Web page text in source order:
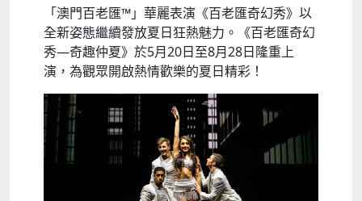
「澳門百老匯™」華麗表演《百老匯奇幻秀》以
全新姿態繼續發放夏日狂熱魅力。《百老匯奇幻
秀—奇趣仲夏》於5月20日至8月28日隆重上
演，為觀眾開啟熱情歡樂的夏日精彩！